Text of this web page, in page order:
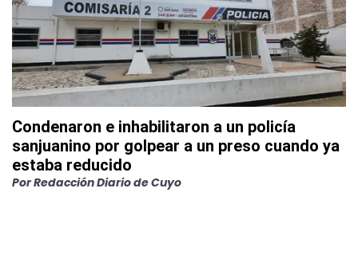
Condenaron e inhabilitaron a un policía
sanjuanino por golpear a un preso cuando ya
estaba reducido
PorRedacción Diario de Cuyo